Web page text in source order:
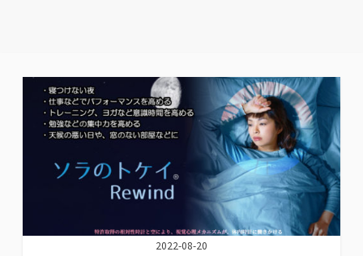
2022-08-20